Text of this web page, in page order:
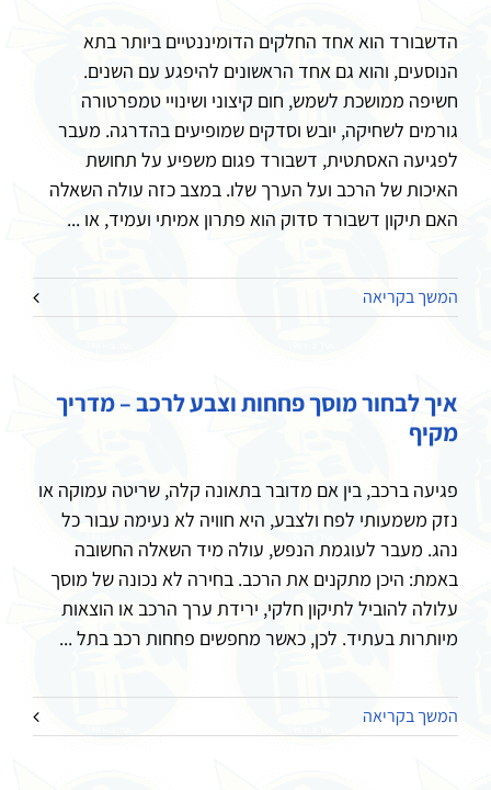
הדשבורד הוא אחד החלקים הדומיננטיים ביותר בתא
הנוסעים, והוא גם אחד הראשונים להיפגע עם השנים.
חשיפה ממושכת לשמש, חום קיצוני ושינויי טמפרטורה
גורמים לשחיקה, יובש וסדקים שמופיעים בהדרגה. מעבר
לפגיעה האסתטית, דשבורד פגום משפיע על תחושת
האיכות של הרכב ועל הערך שלו. במצב כזה עולה השאלה
האם תיקון דשבורד סדוק הוא פתרון אמיתי ועמיד, או ...
המשך בקריאה
איך לבחור מוסך פחחות וצבע לרכב – מדריך
מקיף
פגיעה ברכב, בין אם מדובר בתאונה קלה, שריטה עמוקה או
נזק משמעותי לפח ולצבע, היא חוויה לא נעימה עבור כל
נהג. מעבר לעוגמת הנפש, עולה מיד השאלה החשובה
באמת: היכן מתקנים את הרכב. בחירה לא נכונה של מוסך
עלולה להוביל לתיקון חלקי, ירידת ערך הרכב או הוצאות
מיותרות בעתיד. לכן, כאשר מחפשים פחחות רכב בתל ...
המשך בקריאה